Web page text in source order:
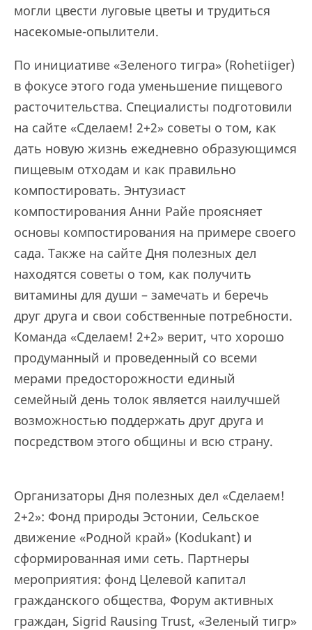
могли цвести луговые цветы и трудиться
насекомые-опылители.
По инициативе «Зеленого тигра» (Rohetiiger)
в фокусе этого года уменьшение пищевого
расточительства. Специалисты подготовили
на сайте «Сделаем! 2+2» советы о том, как
дать новую жизнь ежедневно образующимся
пищевым отходам и как правильно
компостировать. Энтузиаст
компостирования Анни Райе проясняет
основы компостирования на примере своего
сада. Также на сайте Дня полезных дел
находятся советы о том, как получить
витамины для души – замечать и беречь
друг друга и свои собственные потребности.
Команда «Сделаем! 2+2» верит, что хорошо
продуманный и проведенный со всеми
мерами предосторожности единый
семейный день толок является наилучшей
возможностью поддержать друг друга и
посредством этого общины и всю страну.
Организаторы Дня полезных дел «Сделаем!
2+2»: Фонд природы Эстонии, Сельское
движение «Родной край» (Kodukant) и
сформированная ими сеть. Партнеры
мероприятия: фонд Целевой капитал
гражданского общества, Форум активных
граждан, Sigrid Rausing Trust, «Зеленый тигр»